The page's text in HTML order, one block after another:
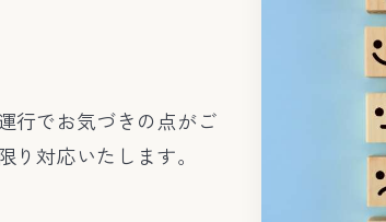
行でお気づきの点がご
対応いたします。